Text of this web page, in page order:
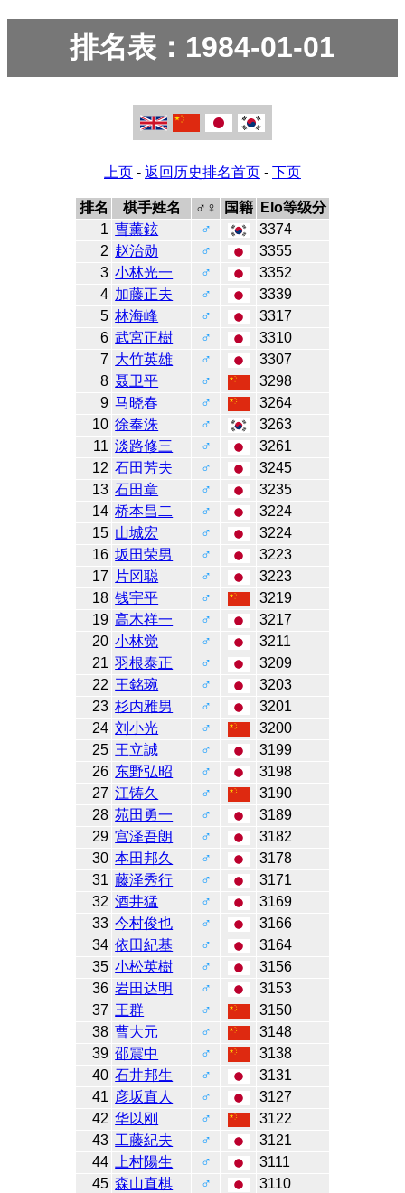
排名表：1984-01-01
上页 - 返回历史排名首页 - 下页
排名 棋手姓名 ♂♀ 国籍
Elo等级分
1 曺薰鉉 ♂
3374
2 赵治勋 ♂
3355
3 小林光一 ♂
3352
4 加藤正夫 ♂
3339
5 林海峰 ♂
3317
6 武宮正樹 ♂
3310
7 大竹英雄 ♂
3307
8 聂卫平 ♂
3298
9 马晓春 ♂
3264
10 徐奉洙 ♂
3263
11 淡路修三 ♂
3261
12 石田芳夫 ♂
3245
13 石田章 ♂
3235
14 桥本昌二 ♂
3224
15 山城宏 ♂
3224
16 坂田荣男 ♂
3223
17
片冈聪 ♂
3223
18 钱宇平 ♂
3219
19 高木祥一 ♂
3217
20 小林觉 ♂
3211
21 羽根泰正 ♂
3209
22 王銘琬 ♂
3203
23 杉内雅男 ♂
3201
24 刘小光 ♂
3200
25 王立誠 ♂
3199
26 东野弘昭 ♂
3198
27 江铸久 ♂
3190
28 苑田勇一 ♂
3189
29 宫泽吾朗 ♂
3182
30 本田邦久 ♂
3178
31 藤泽秀行 ♂
3171
32 酒井猛 ♂
3169
33 今村俊也 ♂
3166
34 依田紀基 ♂
3164
35 小松英樹 ♂
3156
36 岩田达明 ♂
3153
37 王群 ♂
3150
38 曹大元 ♂
3148
39 邵震中 ♂
3138
40 石井邦生 ♂
3131
41 彦坂直人 ♂
3127
42 华以刚 ♂
3122
43 工藤紀夫 ♂
3121
44
上村陽生 ♂
3111
45 森山直棋 ♂
3110